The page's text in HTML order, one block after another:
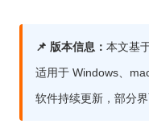
📌 版本信息： 本文基
适用于 Windows、
软件持续更新，部分